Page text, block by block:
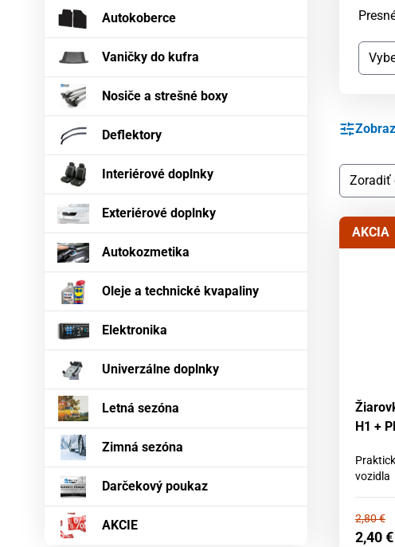
Autokoberce
Vaničky do kufra
Nosiče a strešné boxy
Deflektory
Interiérové doplnky
Exteriérové doplnky
Autokozmetika
Oleje a technické kvapaliny
Elektronika
Univerzálne doplnky
Letná sezóna
Zimná sezóna
Darčekový poukaz
AKCIE
AKCIA
H1 +
vozidla
2,80€
2,40€